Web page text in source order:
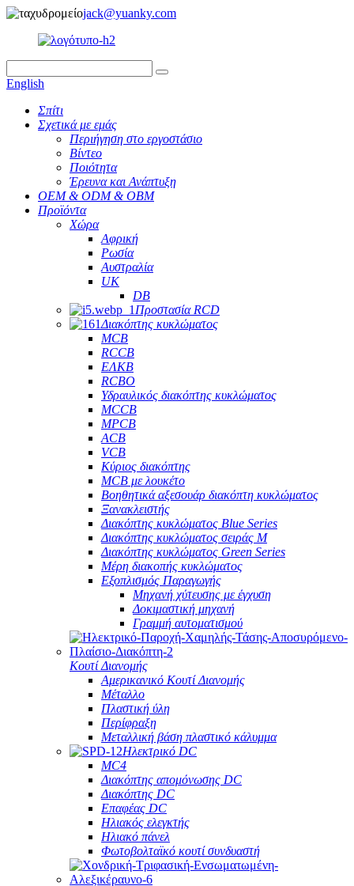
jack@yuanky.com
English
Σπίτι
Σχετικά με εμάς
Περιήγηση στο εργοστάσιο
Βίντεο
Ποιότητα
Έρευνα και Ανάπτυξη
OEM & ODM & OBM
Προϊόντα
Χώρα
Αφρική
Ρωσία
Αυστραλία
UK
DB
Προστασία RCD
Διακόπτης κυκλώματος
MCB
RCCB
ΕΛΚΒ
RCBO
Υδραυλικός διακόπτης κυκλώματος
MCCB
MPCB
ACB
VCB
Κύριος διακόπτης
MCB με λουκέτο
Βοηθητικά αξεσουάρ διακόπτη κυκλώματος
Ξανακλειστής
Διακόπτης κυκλώματος Blue Series
Διακόπτης κυκλώματος σειράς M
Διακόπτης κυκλώματος Green Series
Μέρη διακοπής κυκλώματος
Εξοπλισμός Παραγωγής
Μηχανή χύτευσης με έγχυση
Δοκιμαστική μηχανή
Γραμμή αυτοματισμού
Κουτί Διανομής
Αμερικανικό Κουτί Διανομής
Μέταλλο
Πλαστική ύλη
Περίφραξη
Μεταλλική βάση πλαστικό κάλυμμα
Ηλεκτρικό DC
MC4
Διακόπτης απομόνωσης DC
Διακόπτης DC
Επαφέας DC
Ηλιακός ελεγκτής
Ηλιακό πάνελ
Φωτοβολταϊκό κουτί συνδυαστή